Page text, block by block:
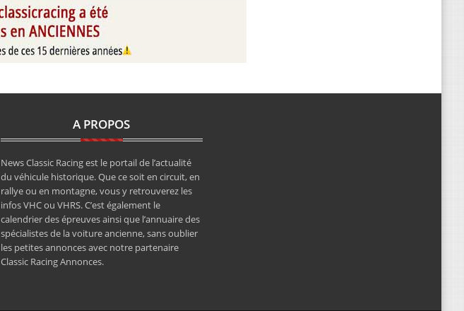
A PROPOS
News Classic Racing est le portail de l’actualité
du véhicule historique. Que ce soit en circuit, en
rallye ou en montagne, vous y retrouverez les
infos VHC ou VHRS. C’est également le
calendrier des épreuves ainsi que l’annuaire des
spécialistes de la voiture ancienne, sans oublier
les petites annonces avec notre partenaire
Classic Racing Annonces.